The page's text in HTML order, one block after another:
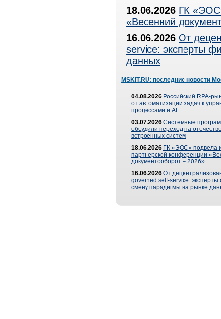
18.06.2026 ГК
«Весенний
16.06.2026 От
service: эксперты
данных
MSKIT.RU: последние новости
04.08.2026 Российский RPA-
от автоматизации задач к
процессами и AI
03.07.2026 Системные
обсудили переход на
встроенных систем
18.06.2026 ГК «ЭОС» подвела
партнерской конференции
документооборот – 2026»
16.06.2026 От
governed self-service: эксперты
смену парадигмы на рынке